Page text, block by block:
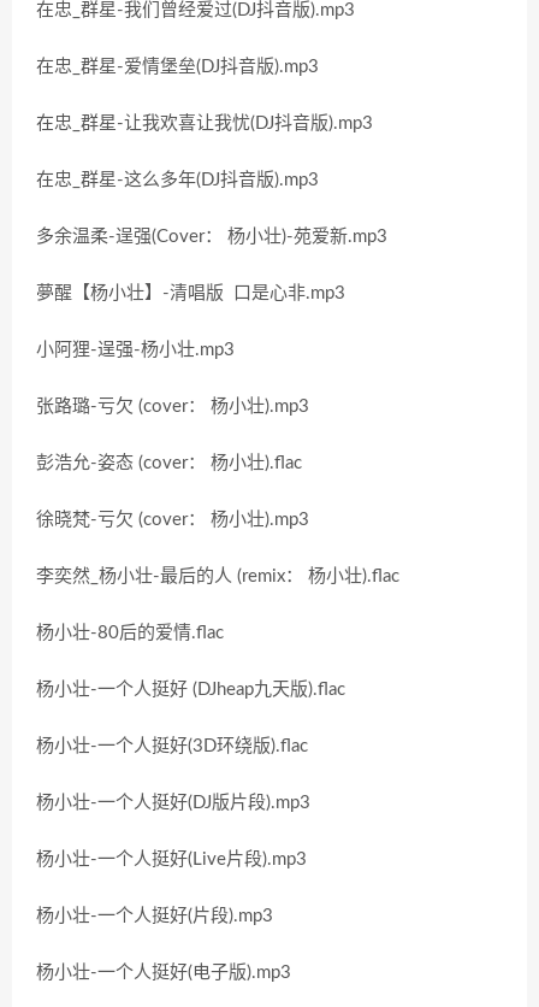
在忠_群星-我们曾经爱过(DJ抖音版).mp3
在忠_群星-爱情堡垒(DJ抖音版).mp3
在忠_群星-让我欢喜让我忧(DJ抖音版).mp3
在忠_群星-这么多年(DJ抖音版).mp3
多余温柔-逞强(Cover： 杨小壮)-苑爱新.mp3
夢醒【杨小壮】-清唱版 口是心非.mp3
小阿狸-逞强-杨小壮.mp3
张路璐-亏欠 (cover： 杨小壮).mp3
彭浩允-姿态 (cover： 杨小壮).flac
徐晓梵-亏欠 (cover： 杨小壮).mp3
李奕然_杨小壮-最后的人 (remix： 杨小壮).flac
杨小壮-80后的爱情.flac
杨小壮-一个人挺好 (DJheap九天版).flac
杨小壮-一个人挺好(3D环绕版).flac
杨小壮-一个人挺好(DJ版片段).mp3
杨小壮-一个人挺好(Live片段).mp3
杨小壮-一个人挺好(片段).mp3
杨小壮-一个人挺好(电子版).mp3